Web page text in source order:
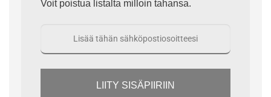
Voit poistua listalta milloin tahansa.
LIITY SISÄPIIRIIN